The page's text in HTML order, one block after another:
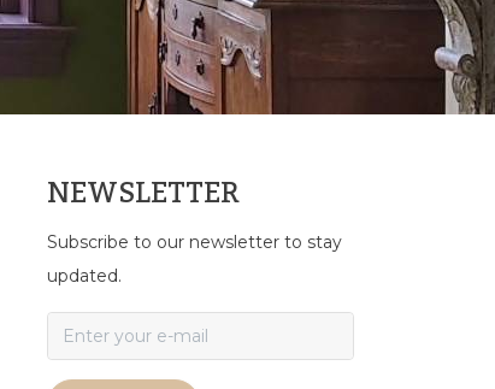
NEWSLETTER
Subscribe to our newsletter to stay
updated.